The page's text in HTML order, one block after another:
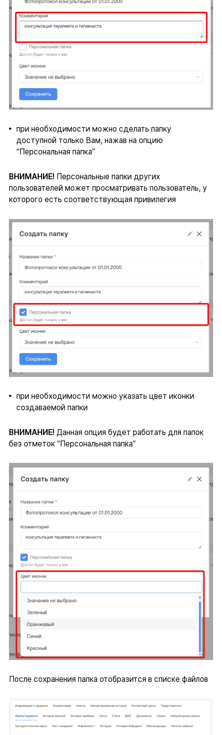
при необходимости можно сделать папку
доступной только Вам, нажав на опцию
“Персональная папка”
ВНИМАНИЕ! Персональные папки других
пользователей может просматривать пользователь, у
которого есть соответствующая привилегия
при необходимости можно указать цвет иконки
создаваемой папки
ВНИМАНИЕ! Данная опция будет работать для папок
без отметок “Персональная папка”
После сохранения папка отобразится в списке файлов